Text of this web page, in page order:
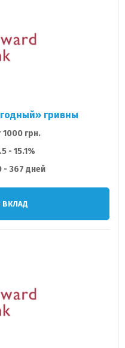
гривны
1000 грн.
- 15.1%
- 367 дней